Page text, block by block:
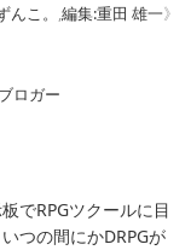
んこ。 編集:重田 雄一》
ロガー
でRPGツクールに目
つの間にかDRPGが